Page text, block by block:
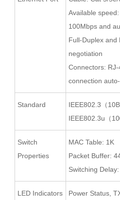
Available
100Mbps and
Full-Duplex and
negotiation
Connectors:
connection
Standard
IEEE802.3（
IEEE802.3u（
Switch
Properties
MAC Table: 1K
Packet Buffer:
Switching
LED Indicators Power Status,